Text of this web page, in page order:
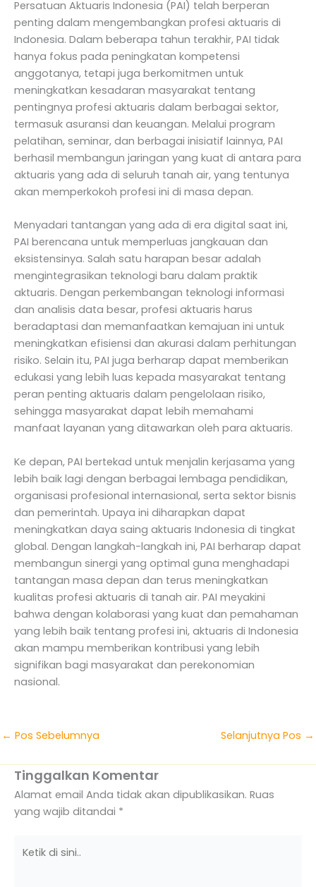
Persatuan Aktuaris Indonesia (PAI) telah berperan
penting dalam mengembangkan profesi aktuaris di
Indonesia. Dalam beberapa tahun terakhir, PAI tidak
hanya fokus pada peningkatan kompetensi
anggotanya, tetapi juga berkomitmen untuk
meningkatkan kesadaran masyarakat tentang
pentingnya profesi aktuaris dalam berbagai sektor,
termasuk asuransi dan keuangan. Melalui program
pelatihan, seminar, dan berbagai inisiatif lainnya, PAI
berhasil membangun jaringan yang kuat di antara para
aktuaris yang ada di seluruh tanah air, yang tentunya
akan memperkokoh profesi ini di masa depan.
Menyadari tantangan yang ada di era digital saat ini,
PAI berencana untuk memperluas jangkauan dan
eksistensinya. Salah satu harapan besar adalah
mengintegrasikan teknologi baru dalam praktik
aktuaris. Dengan perkembangan teknologi informasi
dan analisis data besar, profesi aktuaris harus
beradaptasi dan memanfaatkan kemajuan ini untuk
meningkatkan efisiensi dan akurasi dalam perhitungan
risiko. Selain itu, PAI juga berharap dapat memberikan
edukasi yang lebih luas kepada masyarakat tentang
peran penting aktuaris dalam pengelolaan risiko,
sehingga masyarakat dapat lebih memahami
manfaat layanan yang ditawarkan oleh para aktuaris.
Ke depan, PAI bertekad untuk menjalin kerjasama yang
lebih baik lagi dengan berbagai lembaga pendidikan,
organisasi profesional internasional, serta sektor bisnis
dan pemerintah. Upaya ini diharapkan dapat
meningkatkan daya saing aktuaris Indonesia di tingkat
global. Dengan langkah-langkah ini, PAI berharap dapat
membangun sinergi yang optimal guna menghadapi
tantangan masa depan dan terus meningkatkan
kualitas profesi aktuaris di tanah air. PAI meyakini
bahwa dengan kolaborasi yang kuat dan pemahaman
yang lebih baik tentang profesi ini, aktuaris di Indonesia
akan mampu memberikan kontribusi yang lebih
signifikan bagi masyarakat dan perekonomian
nasional.
← Pos Sebelumnya Selanjutnya Pos →
Tinggalkan Komentar
Alamat email Anda tidak akan dipublikasikan. Ruas
yang wajib ditandai *